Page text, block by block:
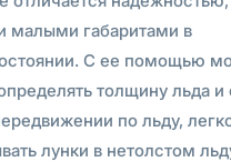
малыми габаритами в
С ее помощью
толщину льда и
по льду,
лунки в нетолстом